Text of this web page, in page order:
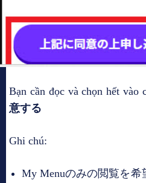
Bạn cần đọc và chọn hết vào
意する
Ghi chú:
My Menuのみの閲覧を希